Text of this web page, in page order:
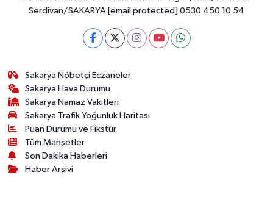
Serdivan/SAKARYA [email protected] 0530 450 10 54
Sakarya Nöbetçi Eczaneler
Sakarya Hava Durumu
Sakarya Namaz Vakitleri
Sakarya Trafik Yoğunluk Haritası
Puan Durumu ve Fikstür
Tüm Manşetler
Son Dakika Haberleri
Haber Arşivi